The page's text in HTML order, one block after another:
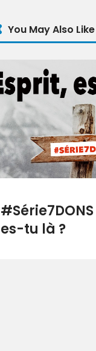
You May Also Like
es-tu là ?